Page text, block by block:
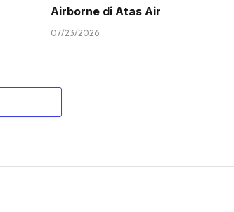
Airborne di Atas Air
07/23/2026